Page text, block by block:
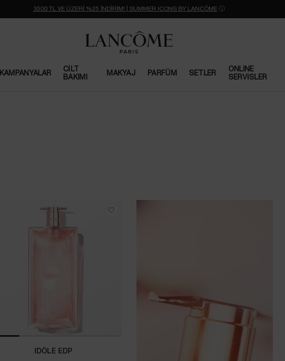
3500 TL VE ÜZERİ %25 İNDİRİM! | SUMMER ICONS BY LANCÔME ⓘ
KAMPANYALAR
CILT
BAKIMI
MAKYAJ PARFÜM SETLER
ONLINE
SERVİSLER
IDÔLE EDP